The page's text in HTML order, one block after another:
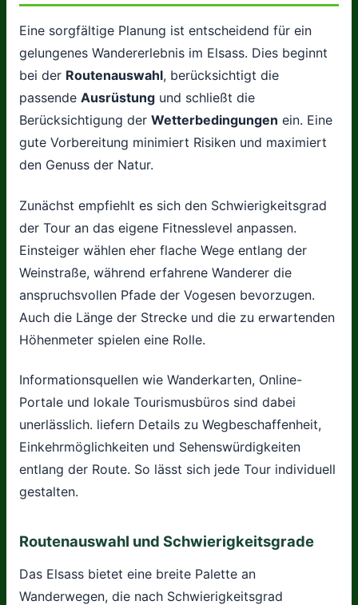
Eine sorgfältige Planung ist entscheidend für ein
gelungenes Wandererlebnis im Elsass. Dies beginnt
bei der Routenauswahl, berücksichtigt die
passende Ausrüstung und schließt die
Berücksichtigung der Wetterbedingungen ein. Eine
gute Vorbereitung minimiert Risiken und maximiert
den Genuss der Natur.
Zunächst empfiehlt es sich den Schwierigkeitsgrad
der Tour an das eigene Fitnesslevel anpassen.
Einsteiger wählen eher flache Wege entlang der
Weinstraße, während erfahrene Wanderer die
anspruchsvollen Pfade der Vogesen bevorzugen.
Auch die Länge der Strecke und die zu erwartenden
Höhenmeter spielen eine Rolle.
Informationsquellen wie Wanderkarten, Online-
Portale und lokale Tourismusbüros sind dabei
unerlässlich. liefern Details zu Wegbeschaffenheit,
Einkehrmöglichkeiten und Sehenswürdigkeiten
entlang der Route. So lässt sich jede Tour individuell
gestalten.
Routenauswahl und Schwierigkeitsgrade
Das Elsass bietet eine breite Palette an
Wanderwegen, die nach Schwierigkeitsgrad